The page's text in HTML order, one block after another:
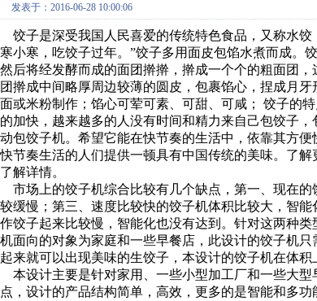
发表于：2016-06-28 10:00:06
饺子是深受我国人民喜爱的传统特色食品，又称水
寒小寒，吃饺子过年。”饺子多用面皮包馅水煮而成。
然后将经发酵而成的面团擀擀，擀成一个个的粗面团
团擀成中间略厚周边较薄的圆皮，包裹馅心，捏成月
面或米粉制作；馅心可荤可素、可甜、可咸； 饺子的
的加快，越来越多的人没有时间和精力来自己包饺子
动包饺子机。希望它能在快节奏的生活中，依靠其方
快节奏生活的人们提供一顿具有中国传统的美味。了
了解详情。
市场上的饺子机综合比较有几个缺点，第一、现在
较缓慢；第三、速度比较快的饺子机体积比较大，智
作饺子起来比较慢，智能化也没有达到。针对这两种
机面向的对象为家庭和一些早餐店，此设计的饺子机
起来就可以出现美味的生饺子，本设计的饺子机在体
本设计主要是针对家用、一些小型加工厂和一些大
点，设计的产品结构简单，高效，更多的是智能和多